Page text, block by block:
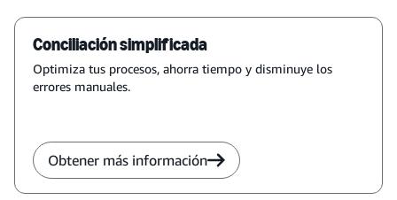
Conciliación simplificada
Optimiza tus procesos, ahorra tiempo y disminuye los
errores manuales.
Obtener más información